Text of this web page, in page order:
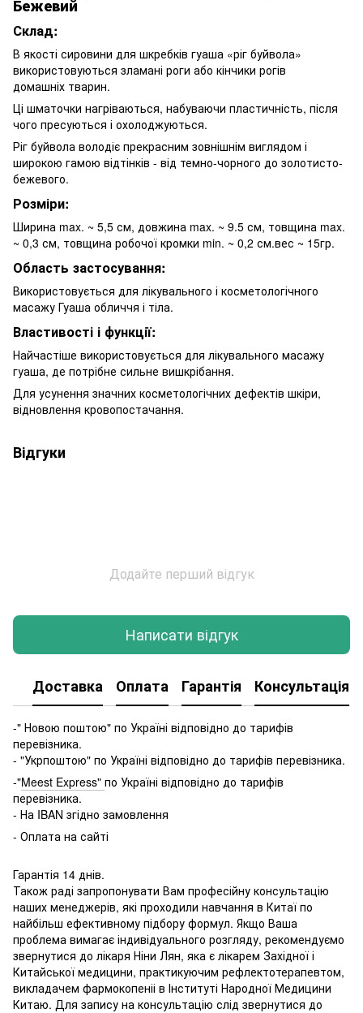
Бежевий
Склад:
В якості сировини для шкребків гуаша «ріг буйвола»
використовуються зламані роги або кінчики рогів
домашніх тварин.
Ці шматочки нагріваються, набуваючи пластичність, після
чого пресуються і охолоджуються.
Ріг буйвола володіє прекрасним зовнішнім виглядом і
широкою гамою відтінків - від темно-чорного до золотисто-
бежевого.
Розміри:
Ширина max. ~ 5,5 см, довжина max. ~ 9.5 см, товщина max.
~ 0,3 см, товщина робочої кромки min. ~ 0,2 см.вес ~ 15гр.
Область застосування:
Використовується для лікувального і косметологічного
масажу Гуаша обличчя і тіла.
Властивості і функції:
Найчастіше використовується для лікувального масажу
гуаша, де потрібне сильне вишкрібання.
Для усунення значних косметологічних дефектів шкіри,
відновлення кровопостачання.
Відгуки
Додайте перший відгук
Написати відгук
Доставка Оплата Гарантія Консультація
-" Новою поштою" по Україні відповідно до тарифів
перевізника.
- "Укрпоштою" по Україні відповідно до тарифів перевізника.
-"Meest Express" по Україні відповідно до тарифів
перевізника.
- На IBAN згідно замовлення
- Оплата на сайті
Гарантія 14 днів.
Також раді запропонувати Вам професійну консультацію
наших менеджерів, які проходили навчання в Китаї по
найбільш ефективному підбору формул. Якщо Ваша
проблема вимагає індивідуального розгляду, рекомендуємо
звернутися до лікаря Ніни Лян, яка є лікарем Західної і
Китайської медицини, практикуючим рефлектотерапевтом,
викладачем фармокопеніі в Інституті Народної Медицини
Китаю. Для запису на консультацію слід звернутися до